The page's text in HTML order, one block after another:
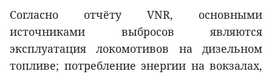
Согласно отчёту VNR, основными
источниками выбросов являются
эксплуатация локомотивов на дизельном
топливе; потребление энергии на вокзалах,